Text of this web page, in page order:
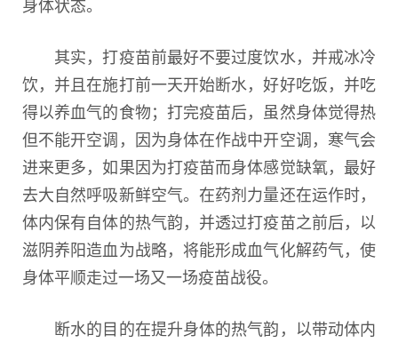
其实，打疫苗前最好不要过度饮水，并戒冰冷
饮，并且在施打前一天开始断水，好好吃饭，并吃
得以养血气的食物；打完疫苗后，虽然身体觉得热
但不能开空调，因为身体在作战中开空调，寒气会
进来更多，如果因为打疫苗而身体感觉缺氧，最好
去大自然呼吸新鲜空气。在药剂力量还在运作时，
体内保有自体的热气韵，并透过打疫苗之前后，以
滋阴养阳造血为战略，将能形成血气化解药气，使
身体平顺走过一场又一场疫苗战役。
断水的目的在提升身体的热气韵，以带动体内